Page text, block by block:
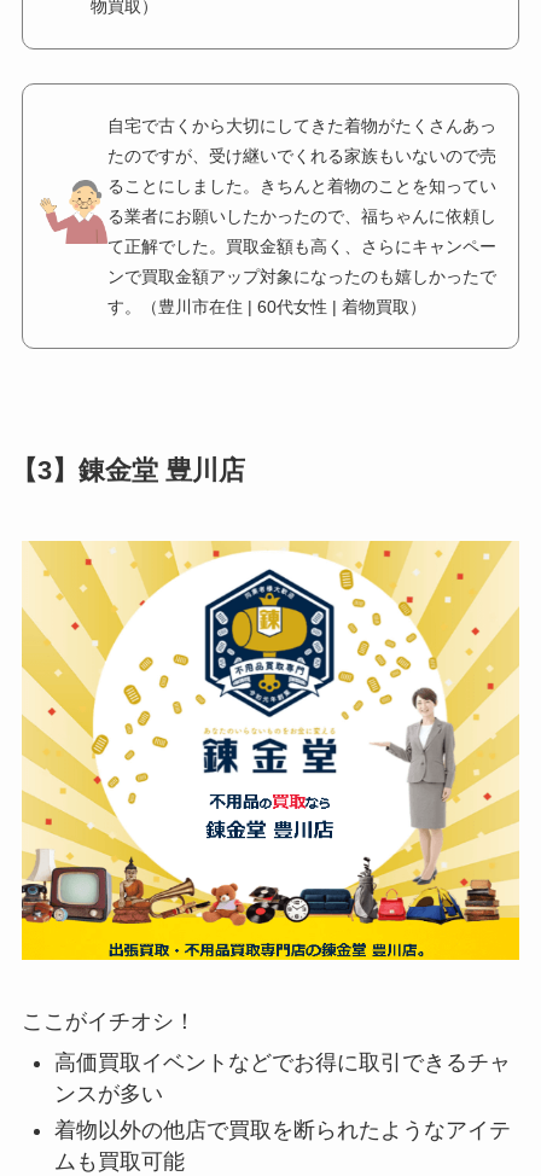
物買取）
自宅で古くから大切にしてきた着物がたくさんあっ
たのですが、受け継いでくれる家族もいないので売
ることにしました。きちんと着物のことを知ってい
る業者にお願いしたかったので、福ちゃんに依頼し
て正解でした。買取金額も高く、さらにキャンペー
ンで買取金額アップ対象になったのも嬉しかったで
す。（豊川市在住 | 60代女性 | 着物買取）
【3】錬金堂 豊川店
ここがイチオシ！
高価買取イベントなどでお得に取引できるチャ
ンスが多い
着物以外の他店で買取を断られたようなアイテ
ムも買取可能